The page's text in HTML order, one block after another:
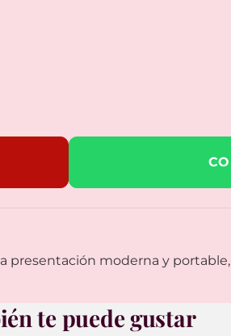
moderna y
te puede gustar